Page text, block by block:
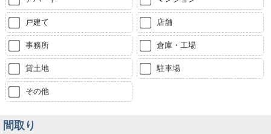
戸建て 店舗
事務所 倉庫・工場
貸土地 駐車場
その他
間取り